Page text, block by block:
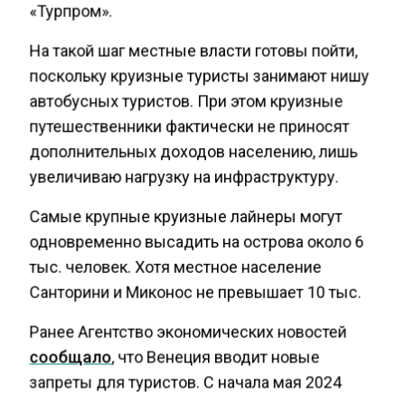
«Турпром».
На такой шаг местные власти готовы пойти,
поскольку круизные туристы занимают нишу
автобусных туристов. При этом круизные
путешественники фактически не приносят
дополнительных доходов населению, лишь
увеличиваю нагрузку на инфраструктуру.
Самые крупные круизные лайнеры могут
одновременно высадить на острова около 6
тыс. человек. Хотя местное население
Санторини и Миконос не превышает 10 тыс.
Ранее Агентство экономических новостей
сообщало, что Венеция вводит новые
запреты для туристов. С начала мая 2024